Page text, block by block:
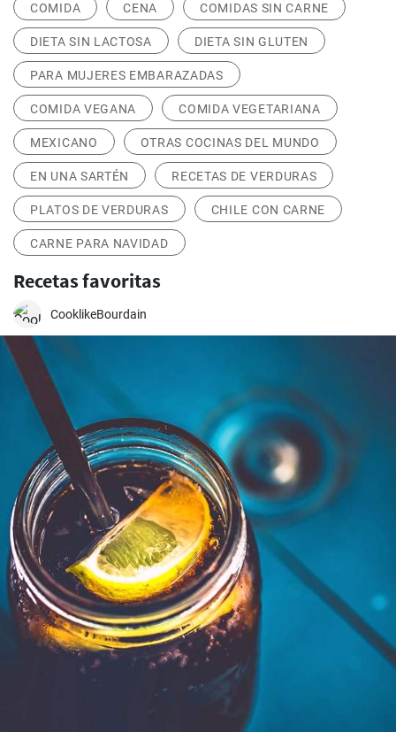
COMIDA CENA COMIDAS SIN CARNE
DIETA SIN LACTOSA DIETA SIN GLUTEN
PARA MUJERES EMBARAZADAS
COMIDA VEGANA COMIDA VEGETARIANA
MEXICANO OTRAS COCINAS DEL MUNDO
EN UNA SARTÉN RECETAS DE VERDURAS
PLATOS DE VERDURAS CHILE CON CARNE
CARNE PARA NAVIDAD
Recetas favoritas
CooklikeBourdain